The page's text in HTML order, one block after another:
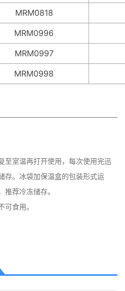
MRM0818
MRM0996
MRM0997
MRM0998
至室温再打开使用，每次使用完迅
存。冰袋加保温盒的包装形式运
推荐冷冻储存。
食用。